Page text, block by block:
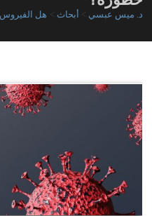
د. ميس عبسي > أبحاث > هل